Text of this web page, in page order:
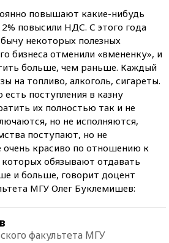
повышают какие-нибудь
2% повысили НДС. С этого года
некоторых полезных
бизнеса отменили «вмененку», и
больше, чем раньше. Каждый
на топливо, алкоголь, сигареты.
есть поступления в казну
их полностью так и не
но не исполняются,
поступают, но не
очень красиво по отношению к
обязывают отдавать
и больше, говорит доцент
МГУ Олег Буклемишев:
факультета МГУ